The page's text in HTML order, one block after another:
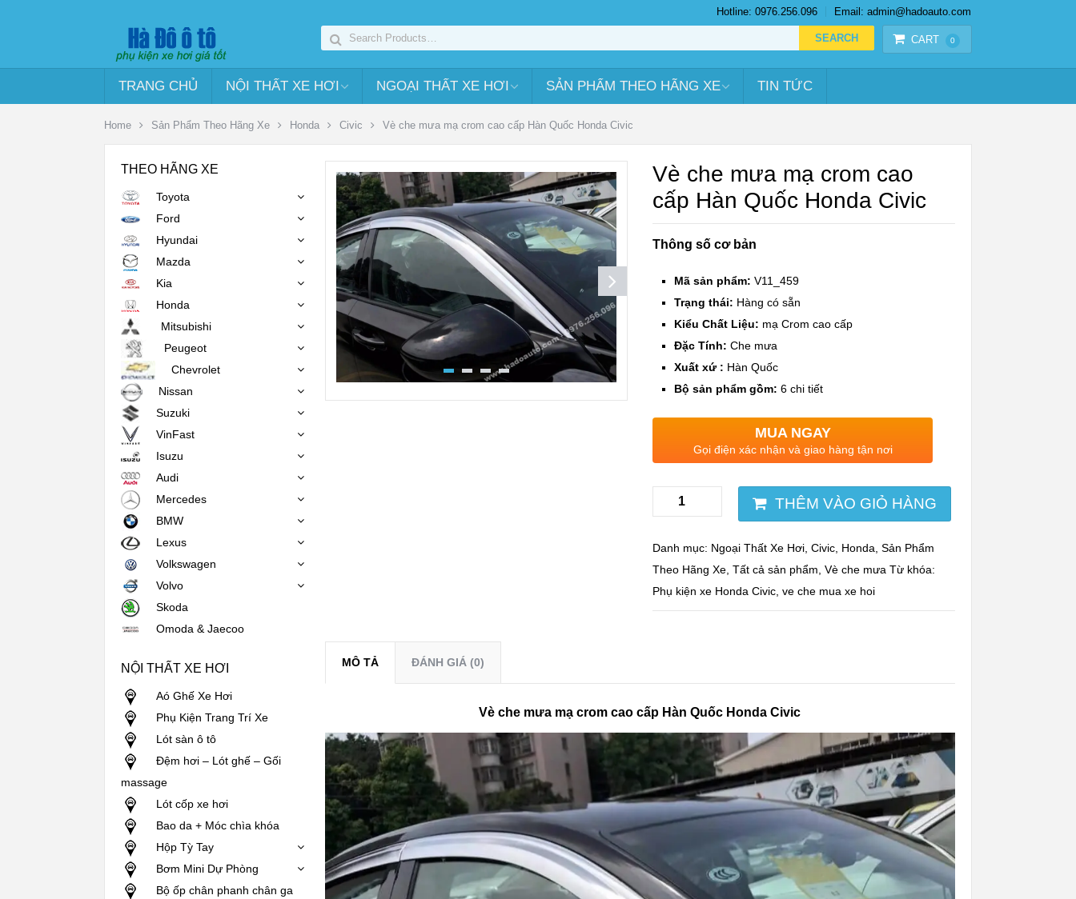
Hotline: 0976.256.096 Email: admin@hadoauto.com
CART 0
TRANG CHỦ NỘI THẤT XE HƠI NGOẠI THẤT XE HƠI SẢN PHẨM THEO HÃNG XE TIN TỨC
Home Sản Phẩm Theo Hãng Xe Honda Civic Vè che mưa mạ crom cao cấp Hàn Quốc Honda Civic
Vè che mưa mạ crom cao
cấp Hàn Quốc Honda Civic
Thông số cơ bản
Mã sản phẩm: V11_459
Trạng thái: Hàng có sẵn
Kiểu Chất Liệu: mạ Crom cao cấp
Đặc Tính: Che mưa
Xuất xứ : Hàn Quốc
Bộ sản phẩm gồm: 6 chi tiết
MUA NGAY
Gọi điện xác nhận và giao hàng tận nơi
THÊM VÀO GIỎ HÀNG
Danh mục: Ngoại Thất Xe Hơi ,Civic Honda ,Sản Phẩm
Theo Hãng Xe ,Tất cả sản phẩm ,Vè che mưa Từ khóa:
Phụ kiện xe Honda Civic ,ve che mua xe hoi
MÔ TẢ ĐÁNH GIÁ (0)
Vè che mưa mạ crom cao cấp Hàn Quốc Honda Civic
THEO HÃNG XE
Toyota
Ford
Hyundai
Mazda
Kia
Honda
Mitsubishi
Peugeot
Chevrolet
Nissan
Suzuki
VinFast
Isuzu
Audi
Mercedes
BMW
Lexus
Volkswagen
Volvo
Skoda
Omoda & Jaecoo
NỘI THẤT XE HƠI
Aó Ghế Xe Hơi
Phụ Kiện Trang Trí Xe
Lót sàn ô tô
Đệm hơi – Lót ghế – Gối
massage
Lót cốp xe hơi
Bao da + Móc chìa khóa
Hộp Tỳ Tay
Bơm Mini Dự Phòng
Bộ ốp chân phanh chân ga